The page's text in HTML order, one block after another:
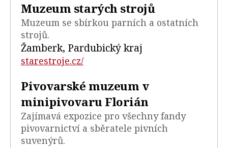
Muzeum starých strojů
Muzeum se sbírkou parních a ostatních
strojů.
Žamberk, Pardubický kraj
starestroje.cz/
Pivovarské muzeum v
minipivovaru Florián
Zajímavá expozice pro všechny fandy
pivovarnictví a sběratele pivních
suvenýrů.